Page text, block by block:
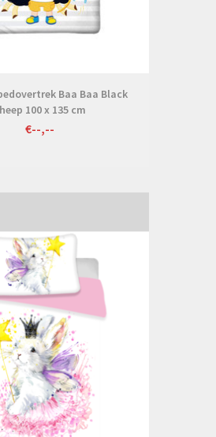
Baa Baa Black
100 x 135 cm
€--,--